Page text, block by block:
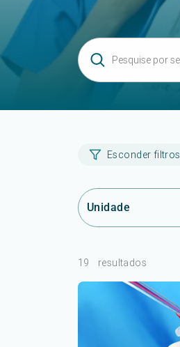
Esconder filtros
Unidade
19 resultados